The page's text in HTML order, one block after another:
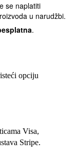
se naplatiti
u narudžbi.
.
opciju
Visa,
Stripe.